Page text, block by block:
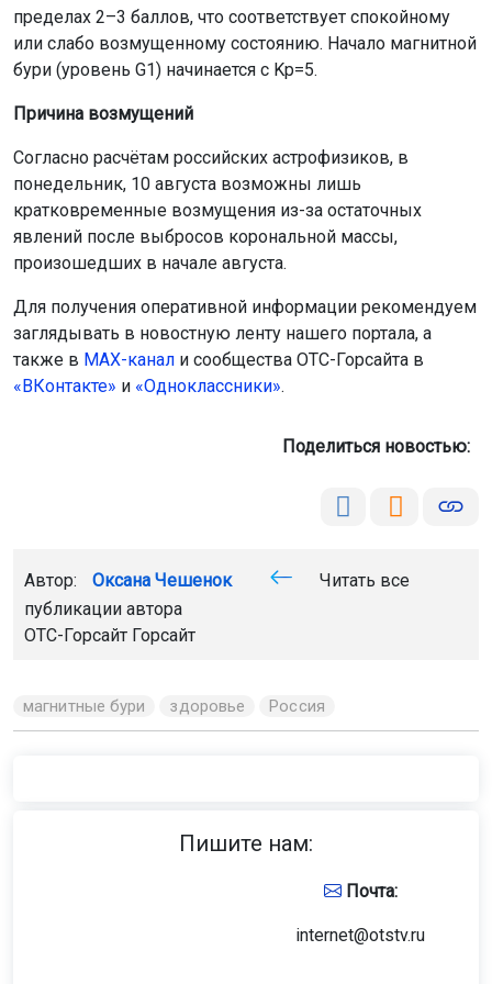
пределах 2–3 баллов, что соответствует спокойному
или слабо возмущенному состоянию. Начало магнитной
бури (уровень G1) начинается с Kp=5.
Причина возмущений
Согласно расчётам российских астрофизиков, в
понедельник, 10 августа возможны лишь
кратковременные возмущения из-за остаточных
явлений после выбросов корональной массы,
произошедших в начале августа.
Для получения оперативной информации рекомендуем
заглядывать в новостную ленту нашего портала, а
также в МАХ-канал и сообщества ОТС-Горсайта в
«ВКонтакте» и «Одноклассники».
Поделиться новостью:
Автор: Оксана Чешенок
Читать все
публикации автора
ОТС-Горсайт Горсайт
магнитные бури здоровье Россия
Пишите нам:
Почта:
internet@otstv.ru